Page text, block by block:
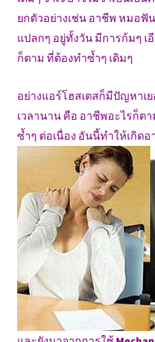
ยกตัวอย่างเช่น อาชีพ หมอฟั
แปลกๆ อยู่ทั้งวัน มีการก้มๆ
ก็ตาม ที่ต้องทำซ้ำๆ เดิมๆ
อย่างแอร์โฮสเตสก็มีปัญหาเ
เวลานาน คือ อาชีพอะไรก็ต
ซ้ำๆ ต่อเนื่อง อันนี้ทำให้เกิด